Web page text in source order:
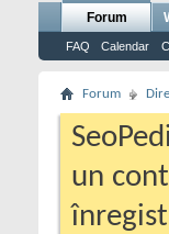
Forum
FAQ Calendar
Forum
un